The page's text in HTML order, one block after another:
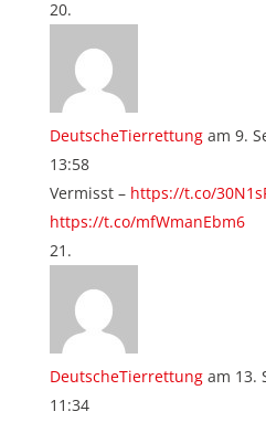
DeutscheTierrettung am 9.
13:58
Vermisst – https://t.co/
https://t.co/mfWmanEbm6
DeutscheTierrettung am 13.
11:34